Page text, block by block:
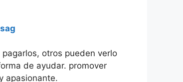
otros pueden verlo
de ayudar. promover
apasionante.